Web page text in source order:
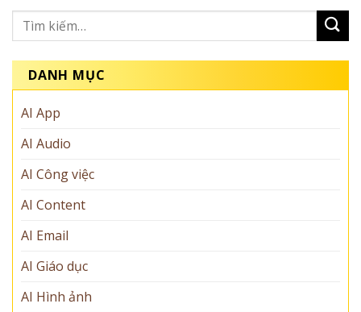
DANH MỤC
AI App
AI Audio
AI Công việc
AI Content
AI Email
AI Giáo dục
AI Hình ảnh